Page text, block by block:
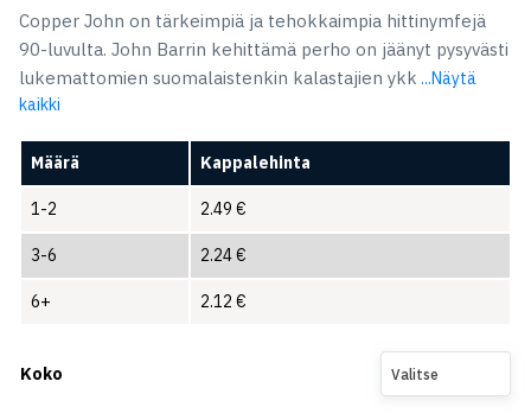
Copper John on tärkeimpiä ja tehokkaimpia hittinymfejä
90-luvulta. John Barrin kehittämä perho on jäänyt pysyvästi
lukemattomien suomalaistenkin kalastajien ykk ...Näytä
kaikki
Määrä Kappalehinta
1-2 2.49 €
3-6 2.24€
6+ 2.12 €
Koko Valitse